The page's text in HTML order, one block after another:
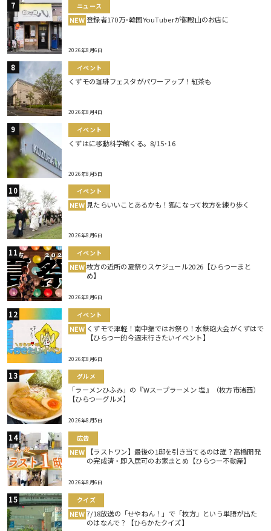
ニュース
NEW 登録者170万･韓国YouTuberが御殿山のお店に
2026年8月6日
イベント
くずモの珈琲フェスタがパワーアップ！紅茶も
2026年8月4日
イベント
くずはに移動科学館くる。8/15･16
2026年8月5日
イベント
NEW 見たらいいことあるかも！狐になって枚方を練り歩く
2026年8月6日
イベント
NEW 枚方の近所の夏祭りスケジュール2026【ひらつーまと
め】
2026年8月6日
イベント
NEW くずモで津軽！南中振ではお祭り！水鉄砲大会がくずはで
【ひらつー的今週末行きたいイベント】
2026年8月6日
グルメ
「ラーメンひふみ」の『Wスープラーメン 塩』（枚方市渚西）
【ひらつーグルメ】
2026年8月5日
広告
NEW
【ラストワン】最後の1邸を引き当てるのは誰？高橋開発
の完成済・即入居可のお家まとめ【ひらつー不動産】
2026年8月6日
クイズ
NEW 7/18放送の「せやねん！」で「枚方」という単語が出た
のはなんで？【ひらかたクイズ】